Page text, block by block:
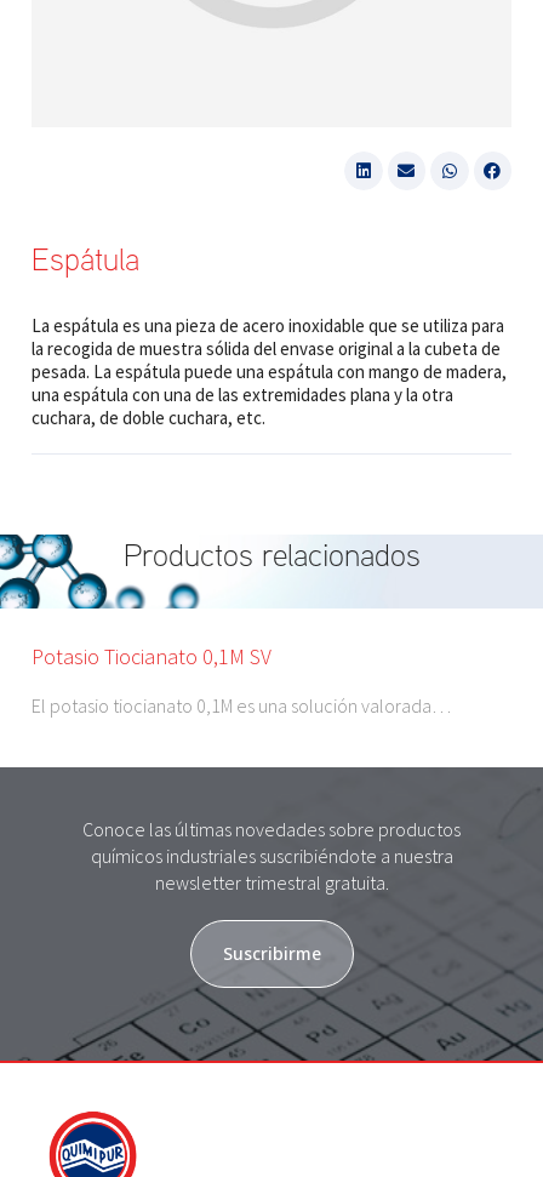
Espátula
La espátula es una pieza de acero inoxidable que se utiliza para
la recogida de muestra sólida del envase original a la cubeta de
pesada. La espátula puede una espátula con mango de madera,
una espátula con una de las extremidades plana y la otra
cuchara, de doble cuchara, etc.
Productos relacionados
Potasio Tiocianato 0,1M SV
El potasio tiocianato 0,1M es una solución valorada…
Conoce las últimas novedades sobre productos
químicos industriales suscribiéndote a nuestra
newsletter trimestral gratuita.
Suscribirme